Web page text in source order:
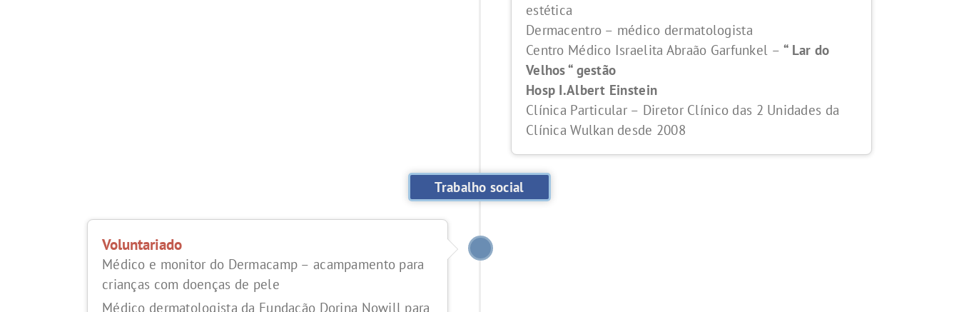
estética
Dermacentro – médico dermatologista
Centro Médico Israelita Abraão Garfunkel –“ Lar do
Velhos “ gestão
Hosp I.Albert Einstein
Clínica Particular – Diretor Clínico das 2 Unidades da
Clínica Wulkan desde 2008
Trabalho social
Voluntariado
Médico e monitor do Dermacamp – acampamento para
crianças com doenças de pele
Médico dermatologista da Fundação Dorina Nowill para